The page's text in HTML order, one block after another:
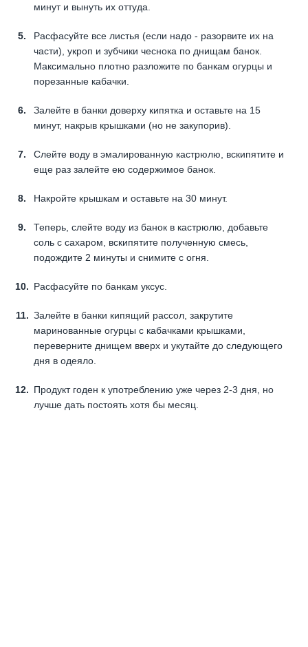
минут и вынуть их оттуда.
Расфасуйте все листья (если надо - разорвите их на
части), укроп и зубчики чеснока по днищам банок.
Максимально плотно разложите по банкам огурцы и
порезанные кабачки.
Залейте в банки доверху кипятка и оставьте на 15
минут, накрыв крышками (но не закупорив).
Слейте воду в эмалированную кастрюлю, вскипятите и
еще раз залейте ею содержимое банок.
Накройте крышкам и оставьте на 30 минут.
Теперь, слейте воду из банок в кастрюлю, добавьте
соль с сахаром, вскипятите полученную смесь,
подождите 2 минуты и снимите с огня.
Расфасуйте по банкам уксус.
Залейте в банки кипящий рассол, закрутите
маринованные огурцы с кабачками крышками,
переверните днищем вверх и укутайте до следующего
дня в одеяло.
Продукт годен к употреблению уже через 2-3 дня, но
лучше дать постоять хотя бы месяц.